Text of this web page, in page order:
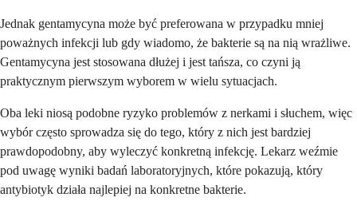
Jednak gentamycyna może być preferowana w przypadku mniej
poważnych infekcji lub gdy wiadomo, że bakterie są na nią wrażliwe.
Gentamycyna jest stosowana dłużej i jest tańsza, co czyni ją
praktycznym pierwszym wyborem w wielu sytuacjach.
Oba leki niosą podobne ryzyko problemów z nerkami i słuchem, więc
wybór często sprowadza się do tego, który z nich jest bardziej
prawdopodobny, aby wyleczyć konkretną infekcję. Lekarz weźmie
pod uwagę wyniki badań laboratoryjnych, które pokazują, który
antybiotyk działa najlepiej na konkretne bakterie.